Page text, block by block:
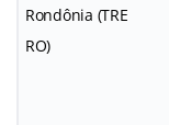
Rondônia (TRE
RO)